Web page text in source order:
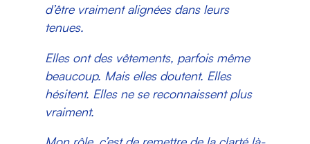
d’être vraiment alignées dans leurs
tenues.
Elles ont des vêtements, parfois même
beaucoup. Mais elles doutent. Elles
hésitent. Elles ne se reconnaissent plus
vraiment.